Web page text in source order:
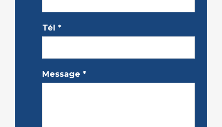
Tél *
Message *